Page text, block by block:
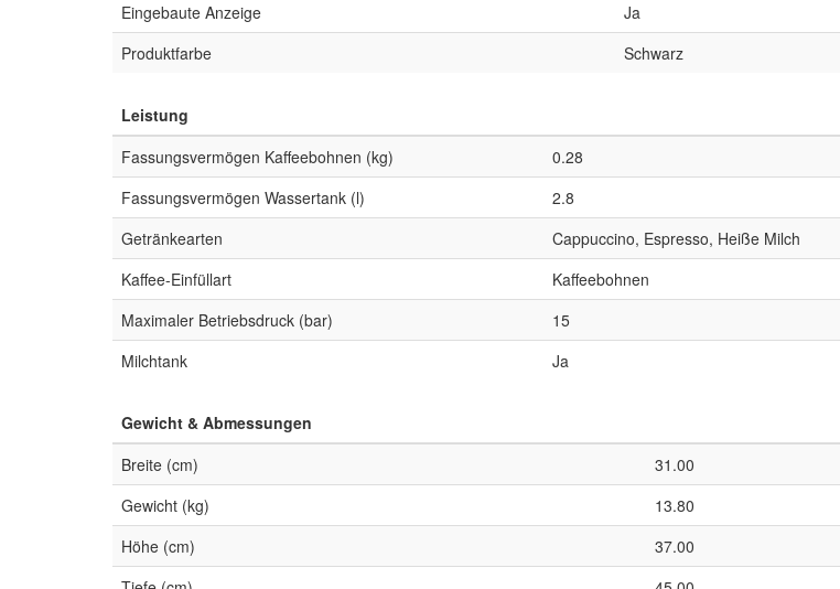
Eingebaute Anzeige
Ja
Produktfarbe
Schwarz
Leistung
Fassungsvermögen Kaffeebohnen (kg)
0.28
Fassungsvermögen Wassertank (l)
2.8
Getränkearten
Cappuccino, Espresso, Heiße Milch
Kaffee-Einfüllart
Kaffeebohnen
Maximaler Betriebsdruck (bar)
15
Milchtank
Ja
Gewicht & Abmessungen
Breite (cm)
31.00
Gewicht (kg)
13.80
Höhe (cm)
37.00